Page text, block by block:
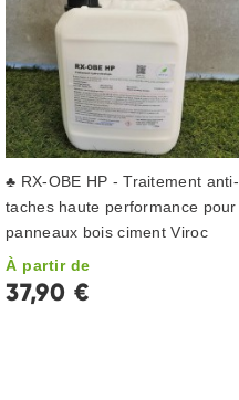
♣ RX-OBE HP - Traitement anti-
taches haute performance pour
panneaux bois ciment Viroc
À partir de
37,90 €